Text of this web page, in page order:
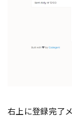
右上に登録完了